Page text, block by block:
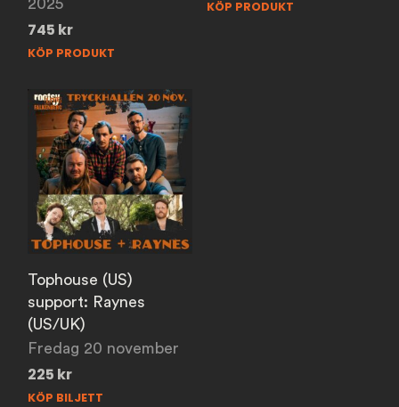
2025
745 kr
KÖP PRODUKT
KÖP PRODUKT
Tophouse (US)
support: Raynes
(US/UK)
Fredag 20 november
225 kr
KÖP BILJETT